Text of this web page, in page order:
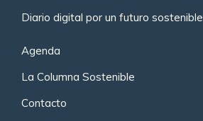
Diario digital por un futuro sostenible
Agenda
La Columna Sostenible
Contacto